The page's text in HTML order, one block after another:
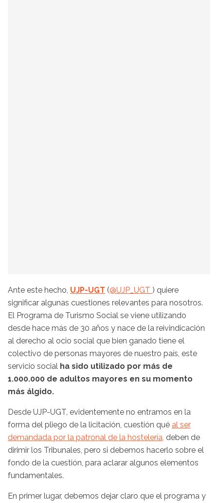
Ante este hecho, UJP-UGT (@UJP_UGT ) quiere
significar algunas cuestiones relevantes para nosotros.
El Programa de Turismo Social se viene utilizando
desde hace más de 30 años y nace de la reivindicación
al derecho al ocio social que bien ganado tiene el
colectivo de personas mayores de nuestro país, este
servicio social ha sido utilizado por más de
1.000.000 de adultos mayores en su momento
más álgido.
Desde UJP-UGT, evidentemente no entramos en la
forma del pliego de la licitación, cuestión qué al ser
demandada por la patronal de la hostelería, deben de
dirimir los Tribunales, pero si debemos hacerlo sobre el
fondo de la cuestión, para aclarar algunos elementos
fundamentales.
En primer lugar, debemos dejar claro que el programa y